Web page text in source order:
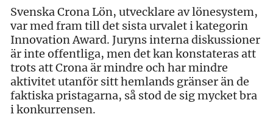
Svenska Crona Lön, utvecklare av lönesystem,
var med fram till det sista urvalet i kategorin
Innovation Award. Juryns interna diskussioner
är inte offentliga, men det kan konstateras att
trots att Crona är mindre och har mindre
aktivitet utanför sitt hemlands gränser än de
faktiska pristagarna, så stod de sig mycket bra
i konkurrensen.